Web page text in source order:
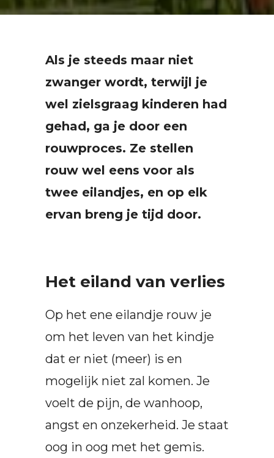
Als je steeds maar niet
zwanger wordt, terwijl je
wel zielsgraag kinderen had
gehad, ga je door een
rouwproces. Ze stellen
rouw wel eens voor als
twee eilandjes, en op elk
ervan breng je tijd door.
Het eiland van verlies
Op het ene eilandje rouw je
om het leven van het kindje
dat er niet (meer) is en
mogelijk niet zal komen. Je
voelt de pijn, de wanhoop,
angst en onzekerheid. Je staat
oog in oog met het gemis.